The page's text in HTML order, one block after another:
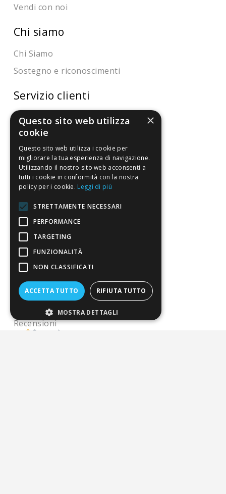
Vendi con noi
Chi siamo
Chi Siamo
Sostegno e riconoscimenti
Servizio clienti
FAQ
Riferimenti da controllare
Condizioni di vendita
Termini di vendita
Pagamenti
Resi
4,7/5
Recensioni
×
Questo sito web utilizza
cookie
Questo sito web utilizza i cookie per
migliorare la tua esperienza di navigazione.
Utilizzando il nostro sito web acconsenti a
tutti i cookie in conformità con la nostra
policy per i cookie. Leggi di più
STRETTAMENTE NECESSARI
PERFORMANCE
TARGETING
FUNZIONALITÀ
NON CLASSIFICATI
ACCETTA TUTTO RIFIUTA TUTTO
MOSTRA DETTAGLI